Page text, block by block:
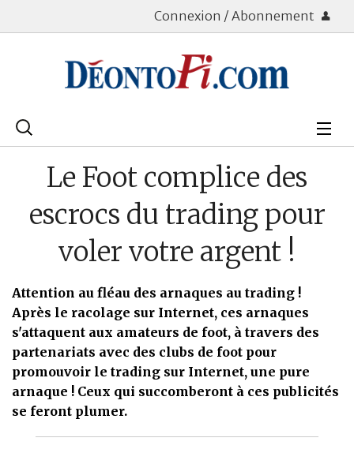
Connexion / Abonnement
Rechercher
Patrimoine
Immobilier
Banque
Le Foot complice des
escrocs du trading pour
voler votre argent !
Attention au fléau des arnaques au trading !
Après le racolage sur Internet, ces arnaques
s'attaquent aux amateurs de foot, à travers des
partenariats avec des clubs de foot pour
promouvoir le trading sur Internet, une pure
arnaque ! Ceux qui succomberont à ces publicités
se feront plumer.